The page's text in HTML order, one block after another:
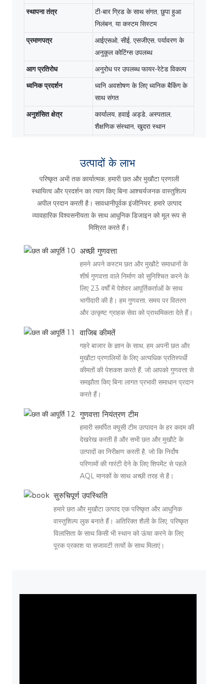
स्थापना तंत्र
टी-बार ग्रिड के साथ संगत, छुपा हुआ
निलंबन, या कस्टम सिस्टम
प्रमाणपत्र
आईएसओ, सीई, एसजीएस, पर्यावरण के
अनुकूल कोटिंग्स उपलब्ध
आग प्रतिरोध
अनुरोध पर उपलब्ध फायर-रेटेड विकल्प
ध्वनिक प्रदर्शन
ध्वनि अवशोषण के लिए ध्वनिक बैकिंग के
साथ संगत
अनुशंसित क्षेत्र
कार्यालय, हवाई अड्डे, अस्पताल,
शैक्षणिक संस्थान, खुदरा स्थान
उत्पादों के लाभ
परिष्कृत अभी तक कार्यात्मक, हमारी छत और मुखौटा प्रणाली
स्थायित्व और प्रदर्शन का त्याग किए बिना आश्चर्यजनक वास्तुशिल्प
अपील प्रदान करती है। सावधानीपूर्वक इंजीनियर, हमारे उत्पाद
व्यावहारिक विश्वसनीयता के साथ आधुनिक डिजाइन को मूल रूप से
मिश्रित करते हैं।
अच्छी गुणवत्ता
हमने अपने कस्टम छत और मुखौटे समाधानों के
शीर्ष गुणवत्ता वाले निर्माण को सुनिश्चित करने के
लिए 23 वर्षों में पेशेवर आपूर्तिकर्ताओं के साथ
भागीदारी की है। हम गुणवत्ता, समय पर वितरण
और उत्कृष्ट ग्राहक सेवा को प्राथमिकता देते हैं।
वाजिब कीमतें
गहरे बाजार के ज्ञान के साथ, हम अपनी छत और
मुखौटा प्रणालियों के लिए अत्यधिक प्रतिस्पर्धी
कीमतों की पेशकश करते हैं, जो आपको गुणवत्ता से
समझौता किए बिना लागत प्रभावी समाधान प्रदान
करते हैं।
गुणवत्ता नियंत्रण टीम
हमारी समर्पित क्यूसी टीम उत्पादन के हर कदम की
देखरेख करती है और सभी छत और मुखौटे के
उत्पादों का निरीक्षण करती है, जो कि निर्दोष
परिणामों की गारंटी देने के लिए शिपमेंट से पहले
AQL मानकों के साथ अच्छी तरह से है।
सुरुचिपूर्ण उपस्थिति
हमारे छत और मुखौटा उत्पाद एक परिष्कृत और आधुनिक
वास्तुशिल्प लुक बनाते हैं। अतिरिक्त शैली के लिए, परिष्कृत
विलासिता के साथ किसी भी स्थान को ऊंचा करने के लिए
पूरक प्रकाश या सजावटी तत्वों के साथ मिलाएं।